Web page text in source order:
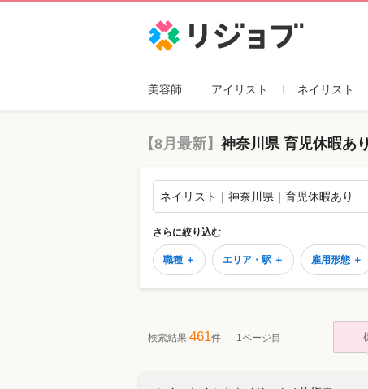
美容師 アイリスト ネイリスト
【8月最新】 神奈川県 育児休暇あ
ネイリスト｜神奈川県｜育児休暇あり
さらに絞り込む
職種 ＋ エリア・駅 ＋ 雇用形態 ＋
検索結果 461件 1ページ目